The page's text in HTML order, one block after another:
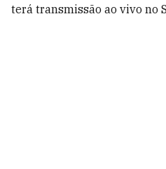
terá transmissão ao vivo no